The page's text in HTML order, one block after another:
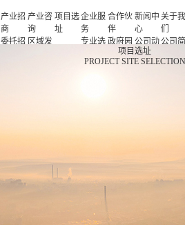
产业招
商
委托招
产业咨
询
区域发
专题研
究
项目选
址
企业服
务
专业选
项目申
合作伙
伴
政府园
企业客
新闻中
心
公司动
态
产业观
关于
们
公司
人力
项目选址
PROJECT SITE SELECTION